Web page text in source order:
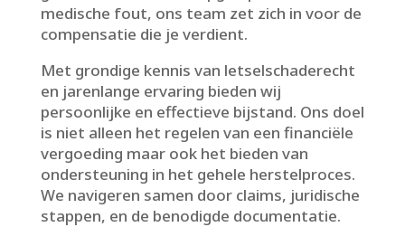
medische fout, ons team zet zich in voor de
compensatie die je verdient.​
Met grondige kennis van letselschaderecht
en jarenlange ervaring bieden wij
persoonlijke en effectieve bijstand.​ Ons doel
is niet alleen het regelen van een financiële
vergoeding maar ook het bieden van
ondersteuning in het gehele herstelproces.​
We navigeren samen door claims, juridische
stappen, en de benodigde documentatie.​